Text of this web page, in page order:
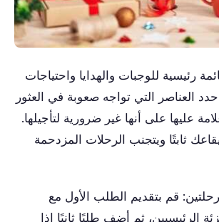
رئيسية للوجبات والهدايا واحتياجات
حدد العناصر التي تواجه صعوبة في العثور
عليها على أنها غير ضرورية لتأجيلها.
ثابتًا ويتجنب الرحلات المزدحمة
قم بتقديم الطلب الأول مع
الرئيسيين، ثم أضف طلبًا ثانيًا إذا